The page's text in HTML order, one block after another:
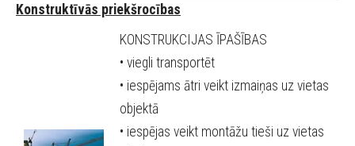
Konstruktīvās priekšrocības
KONSTRUKCIJAS ĪPAŠĪBAS
• viegli transportēt
• iespējams ātri veikt izmaiņas uz vietas
objektā
• iespējas veikt montāžu tieši uz vietas